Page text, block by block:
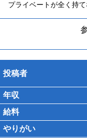
プライベートが全く持て
投稿者
年収
給料
やりがい